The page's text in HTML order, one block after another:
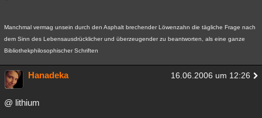
Manchmal vermag unsein durch den Asphalt brechender Löwenzahn die tägliche Frage nach
dem Sinn des Lebensausdrücklicher und überzeugender zu beantworten, als eine ganze
Bibliothekphilosophischer Schriften
Hanadeka 16.06.2006 um 12:26
@ lithium